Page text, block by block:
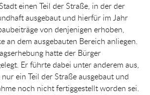
einen Teil der Straße, in der der
ausgebaut und hierfür im Jahr
von denjenigen erhoben,
an dem ausgebauten Bereich anliegen.
hatte der Bürger
Er führte dabei unter anderem aus,
ein Teil der Straße ausgebaut und
noch nicht fertiggestellt worden sei.